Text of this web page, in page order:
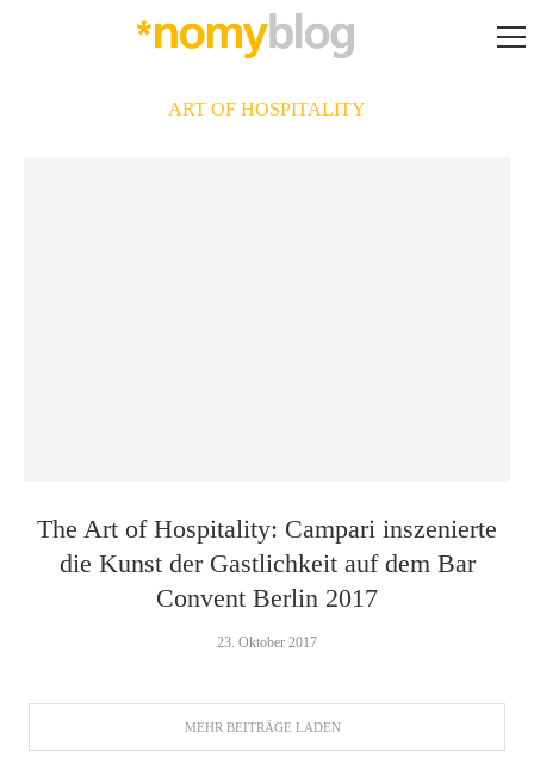
ART OF HOSPITALITY
The Art of Hospitality: Campari inszenierte
die Kunst der Gastlichkeit auf dem Bar
Convent Berlin 2017
23. Oktober 2017
MEHR BEITRÄGE LADEN